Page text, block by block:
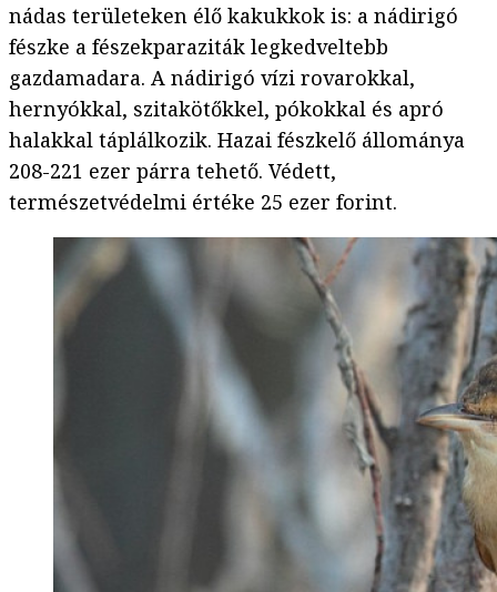
nádas területeken élő kakukkok is: a nádirigó
fészke a fészekparaziták legkedveltebb
gazdamadara. A nádirigó vízi rovarokkal,
hernyókkal, szitakötőkkel, pókokkal és apró
halakkal táplálkozik. Hazai fészkelő állománya
208-221 ezer párra tehető. Védett,
természetvédelmi értéke 25 ezer forint.